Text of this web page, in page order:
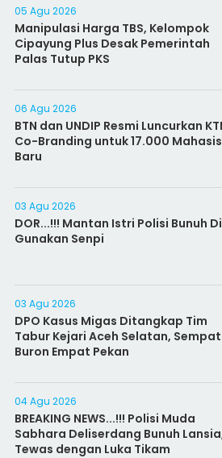
05 Agu 2026
Manipulasi Harga TBS, Kelompok
Cipayung Plus Desak Pemerintah
Palas Tutup PKS
06 Agu 2026
BTN dan UNDIP Resmi Luncurkan
Co-Branding untuk 17.000
Baru
03 Agu 2026
DOR...!!! Mantan Istri Polisi Bunuh
Gunakan Senpi
03 Agu 2026
DPO Kasus Migas Ditangkap Tim
Tabur Kejari Aceh Selatan, Sempat
Buron Empat Pekan
04 Agu 2026
BREAKING NEWS...!!! Polisi Muda
Sabhara Deliserdang Bunuh
Tewas dengan Luka Tikam